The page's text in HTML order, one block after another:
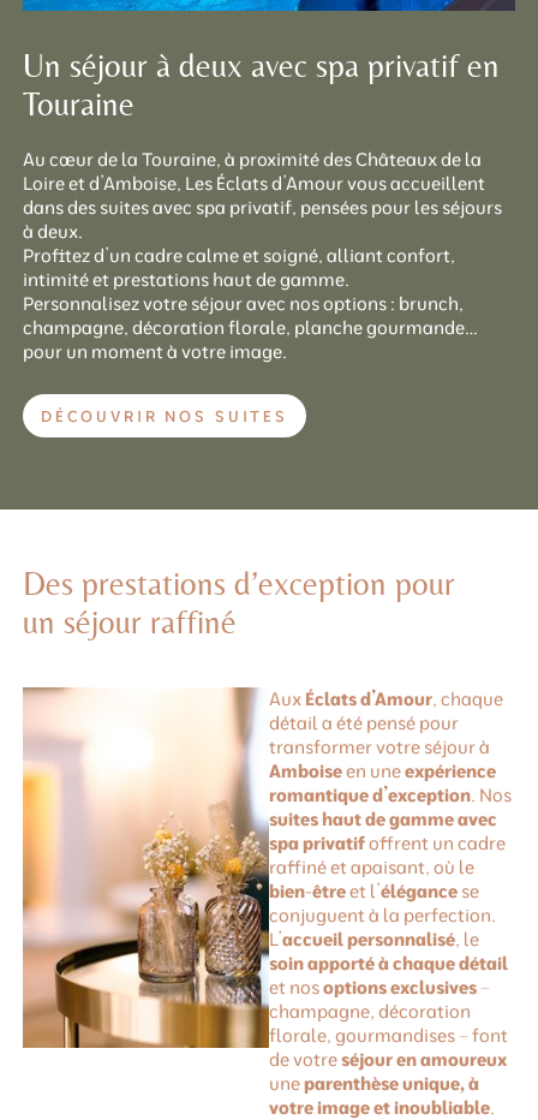
Un séjour à deux avec spa privatif en
Touraine
Au cœur de la Touraine, à proximité des Châteaux de la
Loire et d’Amboise, Les Éclats d’Amour vous accueillent
dans des suites avec spa privatif, pensées pour les séjours
à deux.
Profitez d’un cadre calme et soigné, alliant confort,
intimité et prestations haut de gamme.
Personnalisez votre séjour avec nos options : brunch,
champagne, décoration florale, planche gourmande…
pour un moment à votre image.
DÉCOUVRIR NOS SUITES
Des prestations d’exception pour
un séjour raffiné
Aux Éclats d’Amour, chaque
détail a été pensé pour
transformer votre séjour à
Amboiseen uneexpérience
romantique d’exception. Nos
suites haut de gamme avec
spa privatifoffrent un cadre
raffiné et apaisant, où le
bien-êtreet l’élégance se
conjuguent à la perfection.
L’accueil personnalisé, le
soin apporté à chaque détail
et nosoptions exclusives –
champagne, décoration
florale, gourmandises – font
de votreséjour en amoureux
uneparenthèse unique, à
votre image et inoubliable.